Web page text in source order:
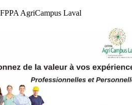
AgriCampus Laval